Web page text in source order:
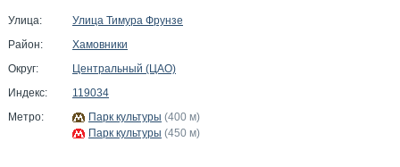
Улица:
Улица Тимура Фрунзе
Район:
Хамовники
Округ:
Центральный (ЦАО)
Индекс:
119034
Метро:
Парк культуры (400 м)
Парк культуры (450 м)